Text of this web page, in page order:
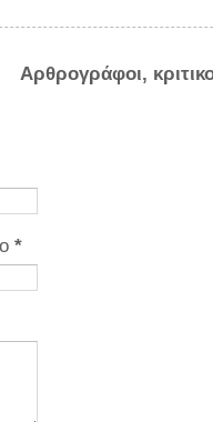
Αρθρογράφοι,
*